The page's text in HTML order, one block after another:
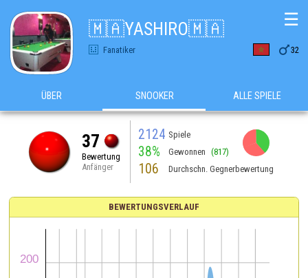
🇲🇦YASHIRO🇲🇦
Fanatiker 32
☰
ÜBER SNOOKER ALLE SPIELE
37
Bewertung
Anfänger
2124 Spiele
38% Gewonnen (817)
106 Durchschn. Gegnerbewertung
BEWERTUNGSVERLAUF